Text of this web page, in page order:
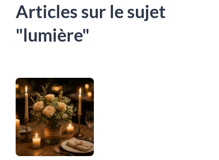
Articles sur le sujet
"lumière"